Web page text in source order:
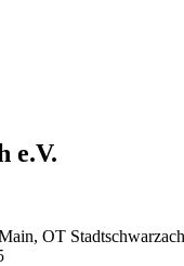
e.V.
OT Stadtschwarzach